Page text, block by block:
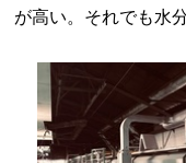
が高い。それでも水